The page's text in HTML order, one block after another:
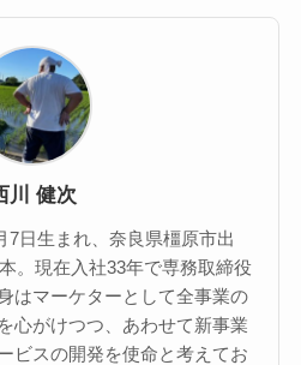
川 健次
7日生まれ、奈良県橿原市出
。現在入社33年で専務取締役
はマーケターとして全事業の
心がけつつ、あわせて新事業
ビスの開発を使命と考えてお